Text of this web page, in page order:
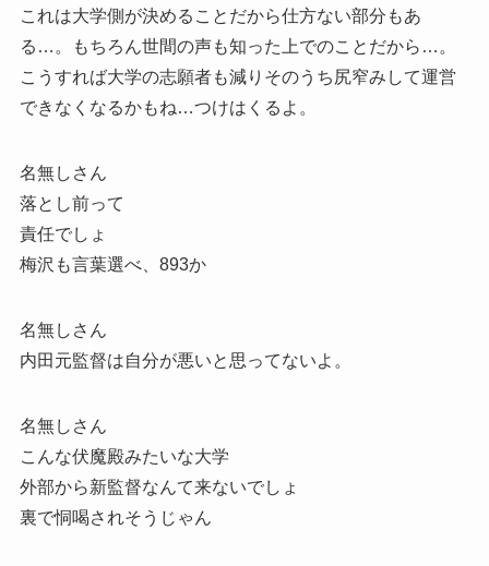
これは大学側が決めることだから仕方ない部分もあ
る…。もちろん世間の声も知った上でのことだから…。
こうすれば大学の志願者も減りそのうち尻窄みして運営
できなくなるかもね…つけはくるよ。
名無しさん
落とし前って
責任でしょ
梅沢も言葉選べ、893か
名無しさん
内田元監督は自分が悪いと思ってないよ。
名無しさん
こんな伏魔殿みたいな大学
外部から新監督なんて来ないでしょ
裏で恫喝されそうじゃん